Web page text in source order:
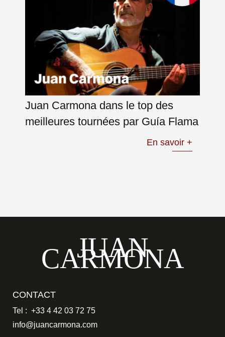
Juan Carmona dans le top des
meilleures tournées par Guía Flama
En savoir +
JUAN
CARMONA
CONTACT
Tel : +33 4 42 03 72 75
info@juancarmona.com